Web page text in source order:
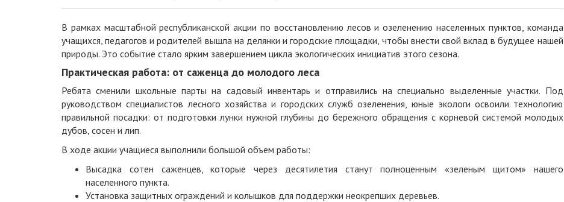
В рамках масштабной республиканской акции по восстановлению лесов и озеленению населенных пунктов, команда
учащихся, педагогов и родителей вышла на делянки и городские площадки, чтобы внести свой вклад в будущее нашей
природы. Это событие стало ярким завершением цикла экологических инициатив этого сезона.
Практическая работа: от саженца до молодого леса
Ребята сменили школьные парты на садовый инвентарь и отправились на специально выделенные участки. Под
руководством специалистов лесного хозяйства и городских служб озеленения, юные экологи освоили технологию
правильной посадки: от подготовки лунки нужной глубины до бережного обращения с корневой системой молодых
дубов, сосен и лип.
В ходе акции учащиеся выполнили большой объем работы:
Высадка сотен саженцев, которые через десятилетия станут полноценным «зеленым щитом» нашего
населенного пункта.
Установка защитных ограждений и колышков для поддержки неокрепших деревьев.